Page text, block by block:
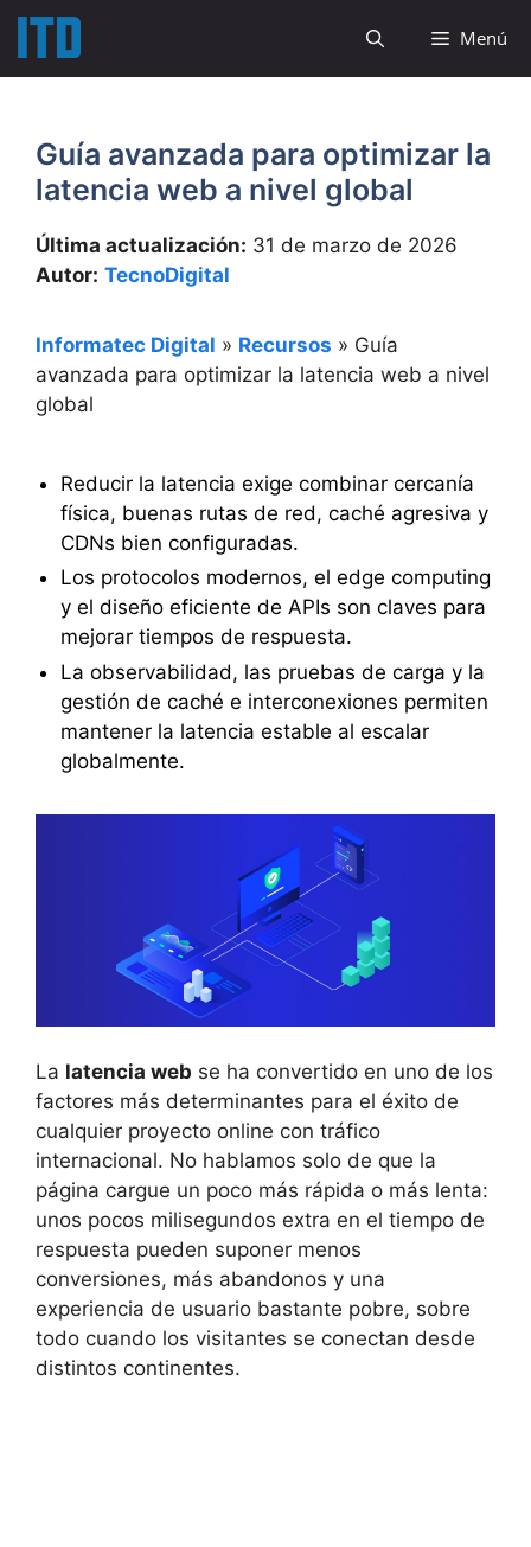
Saltar
contenido
Menú
Guía avanzada para optimizar la
latencia web a nivel global
Última actualización: 31 de marzo de 2026
Autor: TecnoDigital
Informatec Digital » Recursos » Guía
avanzada para optimizar la latencia web a nivel
global
Reducir la latencia exige combinar cercanía
física, buenas rutas de red, caché agresiva y
CDNs bien configuradas.
Los protocolos modernos, el edge computing
y el diseño eficiente de APIs son claves para
mejorar tiempos de respuesta.
La observabilidad, las pruebas de carga y la
gestión de caché e interconexiones permiten
mantener la latencia estable al escalar
globalmente.
La latencia web se ha convertido en uno de los
factores más determinantes para el éxito de
cualquier proyecto online con tráfico
internacional. No hablamos solo de que la
página cargue un poco más rápida o más lenta:
unos pocos milisegundos extra en el tiempo de
respuesta pueden suponer menos
conversiones, más abandonos y una
experiencia de usuario bastante pobre, sobre
todo cuando los visitantes se conectan desde
distintos continentes.